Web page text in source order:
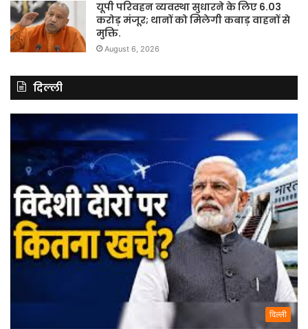
यूपी परिवहन व्यवस्था सुधारने के लिए 6.03
करोड़ मंजूर; थानों को मिलेगी कबाड़ वाहनों से
मुक्ति.
August 6, 2026
दिल्ली
दिल्ली